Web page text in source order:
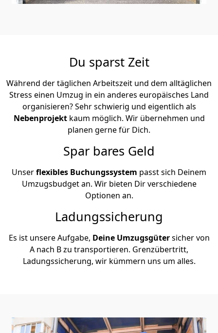
Du sparst Zeit
Während der täglichen Arbeitszeit und dem alltäglichen
Stress einen Umzug in ein anderes europäisches Land
organisieren? Sehr schwierig und eigentlich als
Nebenprojekt kaum möglich. Wir übernehmen und
planen gerne für Dich.
Spar bares Geld
Unserflexibles Buchungssystem passt sich Deinem
Umzugsbudget an. Wir bieten Dir verschiedene
Optionen an.
Ladungssicherung
Es ist unsere Aufgabe, Deine Umzugsgütersicher von
A nach B zu transportieren. Grenzübertritt,
Ladungssicherung, wir kümmern uns um alles.